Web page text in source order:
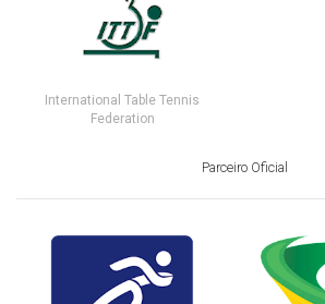
International Table Tennis
Federation
Parceiro Oficial